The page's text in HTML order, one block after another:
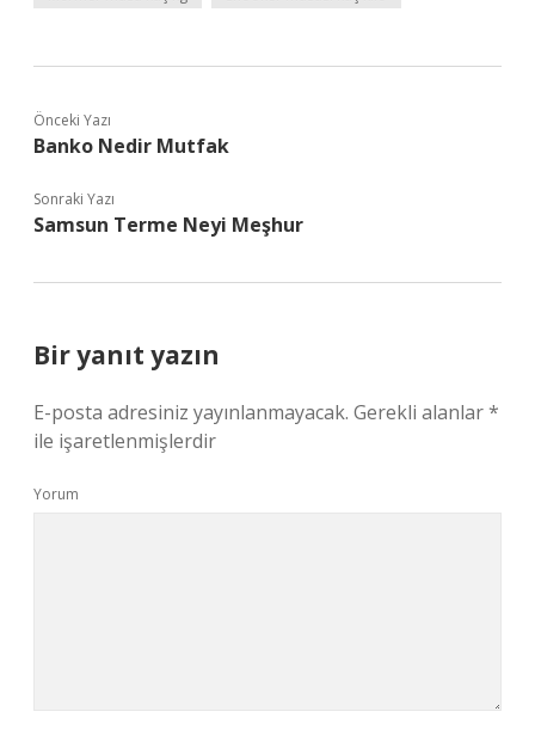
Önceki Yazı
Banko Nedir Mutfak
Sonraki Yazı
Samsun Terme Neyi Meşhur
Bir yanıt yazın
E-posta adresiniz yayınlanmayacak. Gerekli alanlar*
ile işaretlenmişlerdir
Yorum